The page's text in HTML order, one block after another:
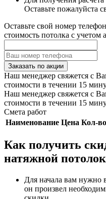
Оставьте пожалуйста
Оставьте свой номер
стоимость потолка с учетом
Заказать по акции
Наш менеджер свяжется с
стоимости в течении 15
Наш менеджер свяжется с
стоимости в течении 15
Смета работ
Наименование Цена Кол-во
Как получить
натяжной
Для начала вам нужно
он произвел